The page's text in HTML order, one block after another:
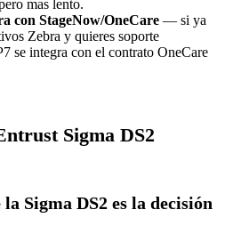
mas lento.
con StageNow/OneCare — si ya
Zebra y quieres soporte
se integra con el contrato OneCare
Sigma DS2
Sigma DS2 es la decisión